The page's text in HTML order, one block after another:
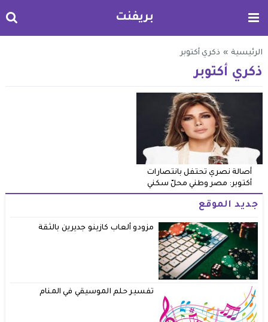
بريفنت
الرئيسية » ذكري أكتوبر
ذكري أكتوبر
أصالة نصري تحتفل بانتصارات
أكتوبر: مصر وطني محلّ سكني
جديد الموقع
مزودو ألعاب كازينو جديرين بالثقة
تفسير حلم الموسيقي في المنام